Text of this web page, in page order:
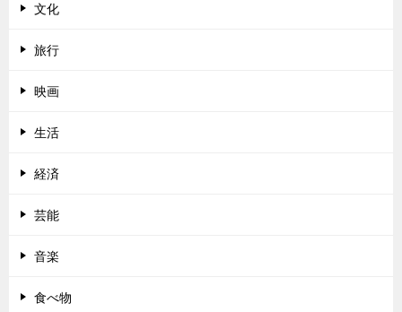
文化
旅行
映画
生活
経済
芸能
音楽
食べ物